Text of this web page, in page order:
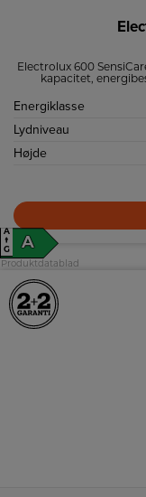
A
↑
G
A
Produktdatablad
Electrolux 600
kapacitet,
Energiklasse
Lydniveau
Højde